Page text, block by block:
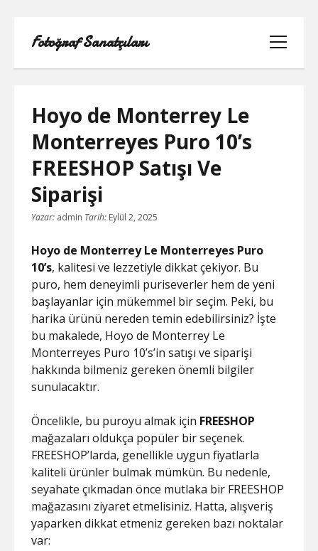
Fotoğraf Sanatçıları
menüyü
aç
LISTE
SPOTIFY TAKIPÇI HILESI EN İYI
TWITTER PROFIL RESMI SIĞMIYOR
YOUTUBE DISLIKE YÜKLEME HILESI
Hoyo de Monterrey Le
Monterreyes Puro 10’s
FREESHOP Satışı Ve
Siparişi
Yazar: admin Tarih: Eylül 2, 2025
Hoyo de Monterrey Le Monterreyes Puro
10’s, kalitesi ve lezzetiyle dikkat çekiyor. Bu
puro, hem deneyimli puriseverler hem de yeni
başlayanlar için mükemmel bir seçim. Peki, bu
harika ürünü nereden temin edebilirsiniz? İşte
bu makalede, Hoyo de Monterrey Le
Monterreyes Puro 10’s’in satışı ve siparişi
hakkında bilmeniz gereken önemli bilgiler
sunulacaktır.
Öncelikle, bu puroyu almak için FREESHOP
mağazaları oldukça popüler bir seçenek.
FREESHOP’larda, genellikle uygun fiyatlarla
kaliteli ürünler bulmak mümkün. Bu nedenle,
seyahate çıkmadan önce mutlaka bir FREESHOP
mağazasını ziyaret etmelisiniz. Hatta, alışveriş
yaparken dikkat etmeniz gereken bazı noktalar
var: